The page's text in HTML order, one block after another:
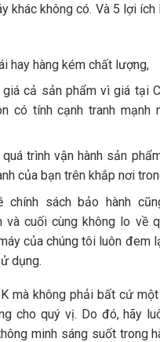
khác không có. Và 5 lợi
hay hàng kém chất lượng,
cả sản phẩm vì giá tại
có tính cạnh tranh mạnh
trình vận hành sản
của bạn trên khắp nơi
chính sách bảo hành
và cuối cùng không lo về
của chúng tôi luôn đem
dụng.
mà không phải bất cứ
cho quý vị. Do đó, hãy
minh sáng suốt trong